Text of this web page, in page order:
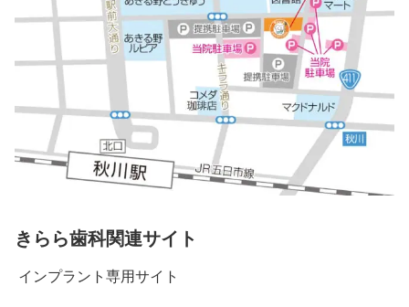
きらら歯科関連サイト
インプラント専用サイト